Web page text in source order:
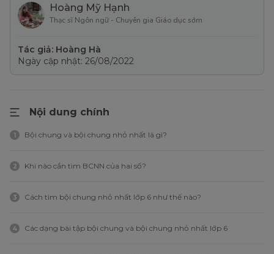
Hoàng Mỹ Hạnh
Thạc sĩ Ngôn ngữ - Chuyên gia Giáo dục sớm
Tác giả: Hoàng Hà
Ngày cập nhật: 26/08/2022
Nội dung chính
1 Bội chung và bội chung nhỏ nhất là gì?
2 Khi nào cần tìm BCNN của hai số?
3 Cách tìm bội chung nhỏ nhất lớp 6 như thế nào?
4 Các dạng bài tập bội chung và bội chung nhỏ nhất lớp 6